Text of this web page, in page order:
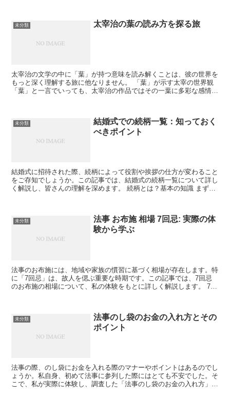
未分類 太宰治の葉の読み方を探る旅
太宰治の文学の中に「葉」が持つ意味を読み解くことは、彼の世界を
もっと深く理解する旅に他なりません。 「葉」が示す太宰の世界観
「葉」と一言でいっても、太宰治の作品ではその一葉に多彩な感情が
未分類
結婚式での続柄一覧：知っておく
べきポイント
結婚式に招待された際、続柄によって役割や挨拶の仕方が変わること
をご存知でしょうか。この記事では、結婚式の続柄一覧について詳し
く解説し、皆さんの理解を深めます。 続柄とは？基本の知識 まずは
未分類
法事 お布施 相場 7回忌: 実際の体
験から学ぶ
法事のお布施には、地域や家族の慣習に基づく相場が存在します。特
に「7回忌」は、故人を偲ぶ重要な時期です。この記事では、7回忌
のお布施の相場について、私の体験をもとに詳しく解説します。 7回
未分類
法事のし袋のお金の入れ方とその
ポイント
法事の際、のし袋にお金を入れる際のマナーやポイントはあるのでし
ょうか。私自身、初めて法事に参列した際にはとても不安でした。そ
こで、私が実際に体験し、調査した「法事のし袋のお金の入れ方」に